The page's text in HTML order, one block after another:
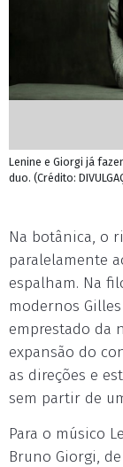
Lenine e Giorgi já
duo. (Crédito:
Na botânica, o
paralelamente
espalham. Na
modernos
emprestado da
expansão do
as direções e
sem partir de
Para o músico
Bruno Giorgi,